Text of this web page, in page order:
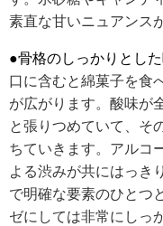
RECRUIT
DATA
素直な甘いニュアンス
●骨格のしっかりとし
口に含むと綿菓子を食
が広がります。酸味が
と張りつめていて、そ
ちていきます。アルコ
よる渋みが共にはっき
で明確な要素のひとつ
ゼにしては非常にしっ